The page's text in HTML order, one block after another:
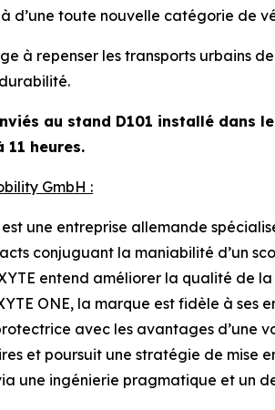
d’une toute nouvelle catégorie de
à repenser les transports urbains
au stand D101 installé dans
11 heures.
GmbH :
est une entreprise allemande
conjuguant la maniabilité d’un
entend améliorer la qualité de
ONE, la marque est fidèle à ses
avec les avantages d’une
et poursuit une stratégie de mise
une ingénierie pragmatique et un